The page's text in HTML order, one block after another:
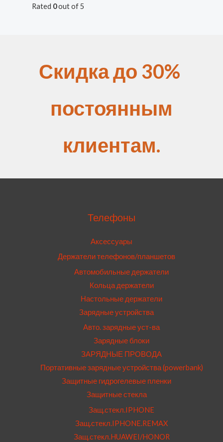
Rated 0out of 5
Скидка до 30%
постоянным
клиентам.
Телефоны
Аксессуары
Держатели телефонов/планшетов
Автомобильные держатели
Кольца держатели
Настольные держатели
Зарядные устройства
Авто. зарядные уст-ва
Зарядные блоки
ЗАРЯДНЫЕ ПРОВОДА
Портативные зарядные устройства (powerbank)
Защитные гидрогелевые пленки
Защитные стекла
Защ.стекл.IPHONE
Защ.стекл.IPHONE.REMAX
Защ.стекл.HUAWEI/HONOR